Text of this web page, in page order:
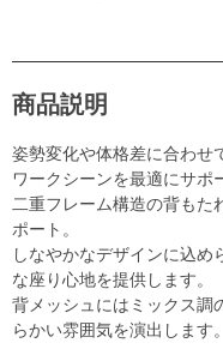
商品説明
姿勢変化や体格差に合わせ
ワークシーンを最適にサポ
二重フレーム構造の背もた
ポート。
しなやかなデザインに込め
な座り心地を提供します。
背メッシュにはミックス調
らかい雰囲気を演出します。